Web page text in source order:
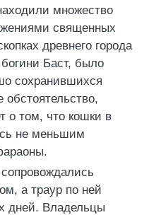
множество
священных
древнего города
Баст, было
сохранившихся
о том, что кошки в
не меньшим
а траур по ней
дней. Владельцы